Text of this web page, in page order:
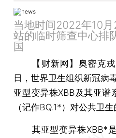
当地时间2022年10
站的临时筛查中心排
国
【财新网】 奥密克
日，世界卫生组织新冠病
亚型变异株XBB及其亚谱
（记作BQ.1*）对公共卫
其亚型变异株XBB*是